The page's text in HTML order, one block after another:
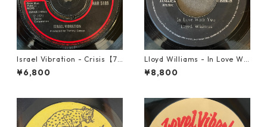
Israel Vibration - Crisis【7-
21895】
¥6,800
Lloyd Williams - In Love Wit
h You【7-21917】
¥8,800